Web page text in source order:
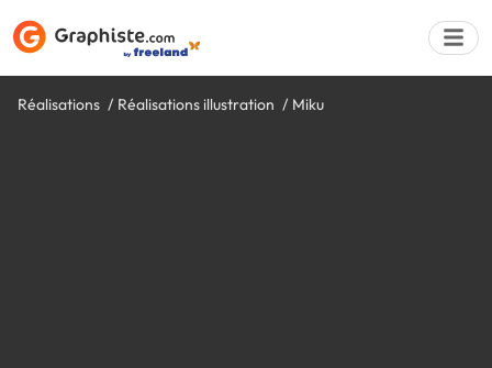
Réalisations Réalisations illustration Miku